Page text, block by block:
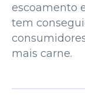
escoamento
tem
mais carne.